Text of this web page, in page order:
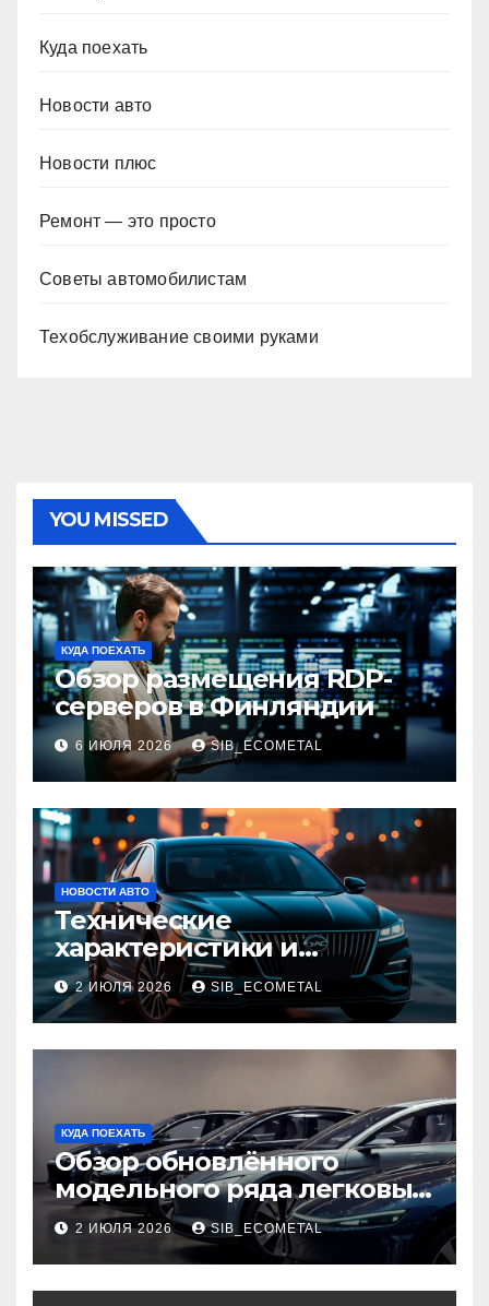
Куда поехать
Новости авто
Новости плюс
Ремонт — это просто
Советы автомобилистам
Техобслуживание своими руками
YOU MISSED
КУДА ПОЕХАТЬ
Обзор размещения RDP-
серверов в Финляндии
6 ИЮЛЯ 2026 SIB_ECOMETAL
НОВОСТИ АВТО
Технические
характеристики и
доступные комплектации
GAC Empow
2 ИЮЛЯ 2026 SIB_ECOMETAL
КУДА ПОЕХАТЬ
Обзор обновлённого
модельного ряда легковых
автомобилей 2026 года
2 ИЮЛЯ 2026 SIB_ECOMETAL